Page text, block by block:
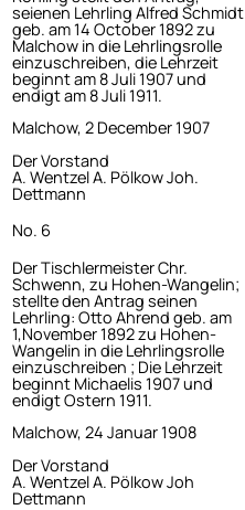
seienen Lehrling Alfred Schmidt
geb. am 14 October 1892 zu
Malchow in die Lehrlingsrolle
einzuschreiben, die Lehrzeit
beginnt am 8 Juli 1907 und
endigt am 8 Juli 1911.
Malchow, 2 December 1907
Der Vorstand
A. Wentzel A. Pölkow Joh.
Dettmann
No. 6
Der Tischlermeister Chr.
Schwenn, zu Hohen-Wangelin;
stellte den Antrag seinen
Lehrling: Otto Ahrend geb. am
1,November 1892 zu Hohen-
Wangelin in die Lehrlingsrolle
einzuschreiben ; Die Lehrzeit
beginnt Michaelis 1907 und
endigt Ostern 1911.
Malchow, 24 Januar 1908
Der Vorstand
A. Wentzel A. Pölkow Joh
Dettmann